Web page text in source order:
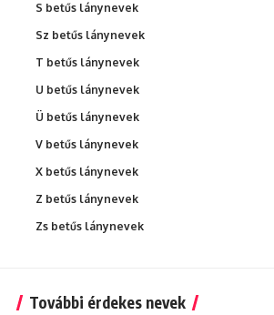
S betűs lánynevek
Sz betűs lánynevek
T betűs lánynevek
U betűs lánynevek
Ü betűs lánynevek
V betűs lánynevek
X betűs lánynevek
Z betűs lánynevek
Zs betűs lánynevek
További érdekes nevek